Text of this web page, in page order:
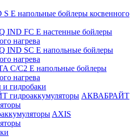
S E напольные бойлеры косвенного
IND FC E настенные бойлеры
нагрева
IND SC E напольные бойлеры
нагрева
C/C2 E напольные бойлеры
нагрева
и гидробаки
АКВАБРАЙТ
AXIS